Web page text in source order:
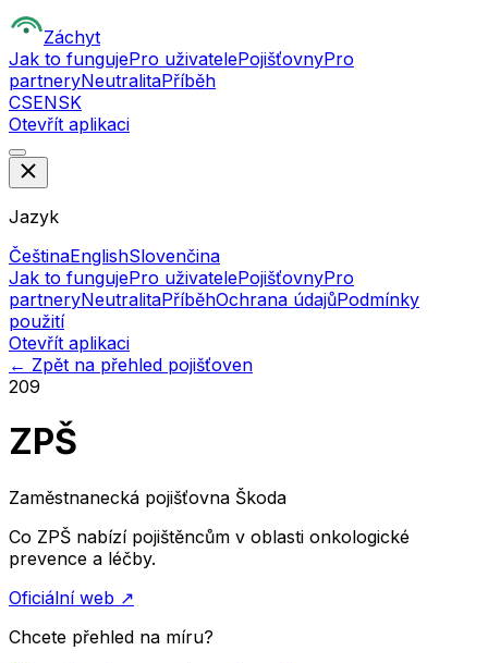
Záchyt
Jak to fungujePro uživatelePojišťovnyPro
partneryNeutralitaPříběh
CSENSK
Otevřít aplikaci
Jazyk
ČeštinaEnglishSlovenčina
Jak to fungujePro uživatelePojišťovnyPro
partneryNeutralitaPříběhOchrana údajůPodmínky
použití
Otevřít aplikaci
← Zpět na přehled pojišťoven
209
ZPŠ
Zaměstnanecká pojišťovna Škoda
Co ZPŠ nabízí pojištěncům v oblasti onkologické
prevence a léčby.
Oficiální web ↗
Chcete přehled na míru?